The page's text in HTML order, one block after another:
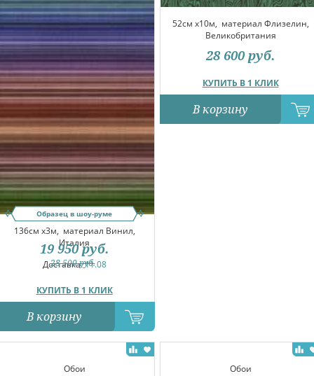
Образец в шоу-руме
136см x3м, материал Винил,
Италия
Доставка:11.08
КУПИТЬ В 1 КЛИК
28 500руб.
19 950 руб.
В корзину
52см x10м, материал Флизелин,
Великобритания
КУПИТЬ В 1 КЛИК
28 600 руб.
В корзину
Обои Обои